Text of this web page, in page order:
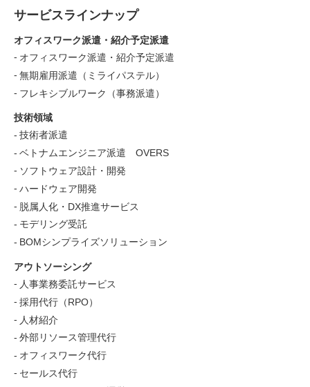
サービスラインナップ
オフィスワーク派遣・紹介予定派遣
オフィスワーク派遣・紹介予定派遣
無期雇用派遣（ミライパステル）
フレキシブルワーク（事務派遣）
技術領域
技術者派遣
ベトナムエンジニア派遣 OVERS
ソフトウェア設計・開発
ハードウェア開発
脱属人化・DX推進サービス
モデリング受託
BOMシンプライズソリューション
アウトソーシング
人事業務委託サービス
採用代行（RPO）
人材紹介
外部リソース管理代行
オフィスワーク代行
セールス代行